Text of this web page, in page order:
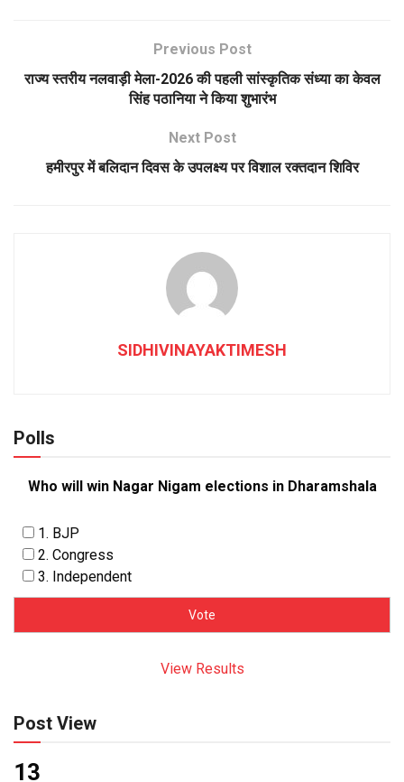
Previous Post
राज्य स्तरीय नलवाड़ी मेला-2026 की पहली सांस्कृतिक संध्या का केवल
सिंह पठानिया ने किया शुभारंभ
Next Post
हमीरपुर में बलिदान दिवस के उपलक्ष्य पर विशाल रक्तदान शिविर
SIDHIVINAYAKTIMESH
Polls
Who will win Nagar Nigam elections in Dharamshala
1. BJP
2. Congress
3. Independent
View Results
Post View
13